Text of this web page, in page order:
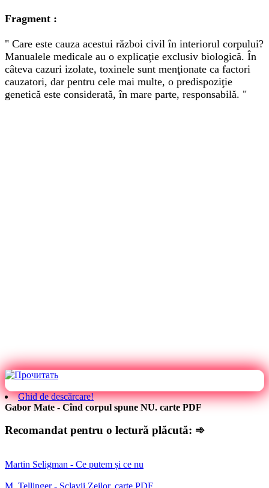
Fragment :
" Care este cauza acestui război civil în interiorul corpului?
Manualele medicale au o explicaţie exclusiv biologică. În
câteva cazuri izolate, toxinele sunt menţionate ca factori
cauzatori, dar pentru cele mai multe, o predispoziţie
genetică este considerată, în mare parte, responsabilă. "
Ghid de descărcare!
Gabor Mate - Cînd corpul spune NU. carte PDF
Recomandat pentru o lectură plăcută: ➾
Martin Seligman - Ce putem și ce nu